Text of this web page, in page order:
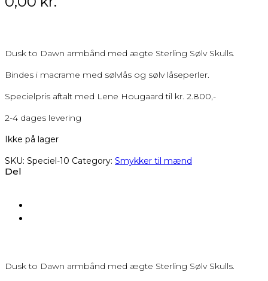
Dusk to Dawn armbånd med ægte Sterling Sølv Skulls.
Bindes i macrame med sølvlås og sølv låseperler.
Specielpris aftalt med Lene Hougaard til kr. 2.800,-
2-4 dages levering
Ikke på lager
SKU: Speciel-10 Category: Smykker til mænd
Del
Dusk to Dawn armbånd med ægte Sterling Sølv Skulls.